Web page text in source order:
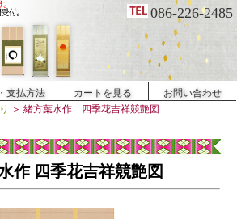
086-226-2485
支払方法 カートを見る
お問い合わせ
＞ 緒方葉水作 四季花吉祥競艶図
作 四季花吉祥競艶図